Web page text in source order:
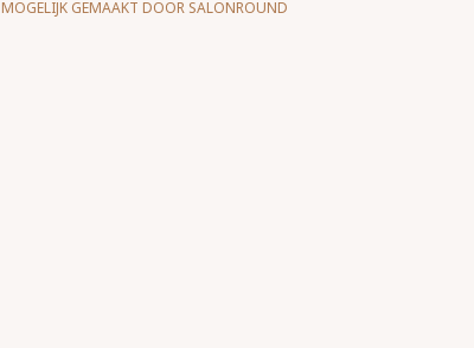
MOGELIJK GEMAAKT DOOR SALONROUND